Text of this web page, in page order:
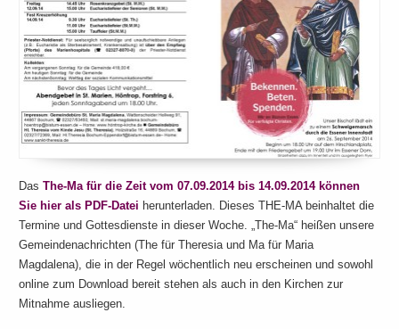
Das The-Ma für die Zeit vom 07.09.2014 bis 14.09.2014 können
Sie hier als PDF-Datei herunterladen. Dieses THE-MA beinhaltet die
Termine und Gottesdienste in dieser Woche. „The-Ma“ heißen unsere
Gemeindenachrichten (The für Theresia und Ma für Maria
Magdalena), die in der Regel wöchentlich neu erscheinen und sowohl
online zum Download bereit stehen als auch in den Kirchen zur
Mitnahme ausliegen.